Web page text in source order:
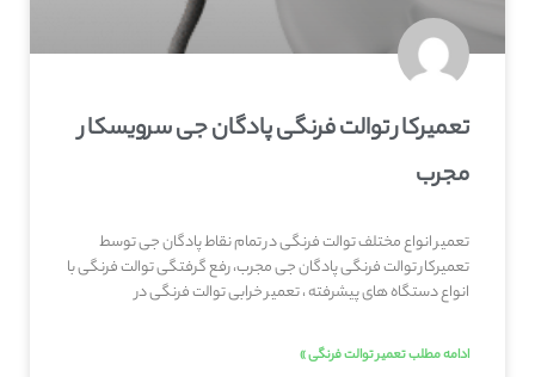
تعمیرکار توالت فرنگی پادگان جی سرویسکار
مجرب
تعمیر انواع مختلف توالت فرنگی در تمام نقاط پادگان جی توسط
تعمیرکار توالت فرنگی پادگان جی مجرب، رفع گرفتگی توالت فرنگی با
انواع دستگاه های پیشرفته ، تعمیر خرابی توالت فرنگی در
ادامه مطلب تعمیر توالت فرنگی »